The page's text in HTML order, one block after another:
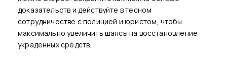
доказательств и действуйте в тесном
сотрудничестве с полицией и юристом, чтобы
максимально увеличить шансы на восстановление
украденных средств.